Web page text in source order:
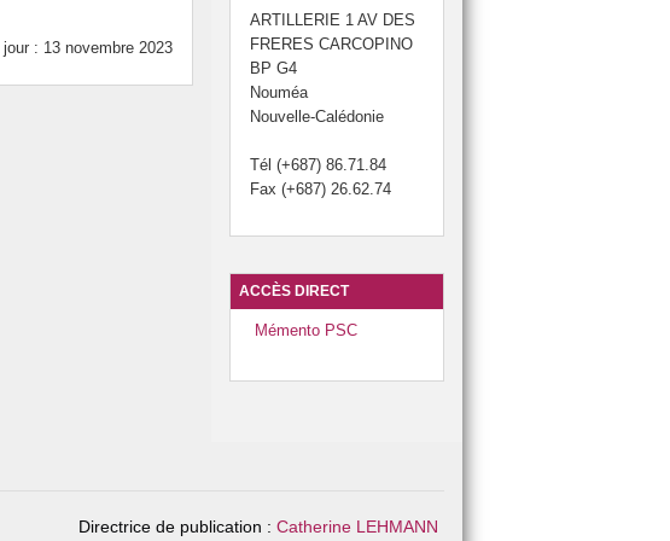
jour : 13 novembre 2023
ARTILLERIE 1 AV DES
FRERES CARCOPINO
BP G4
Nouméa
Nouvelle-Calédonie
Tél (+687) 86.71.84
Fax (+687) 26.62.74
ACCÈS DIRECT
Mémento PSC
Directrice de publication : Catherine LEHMANN